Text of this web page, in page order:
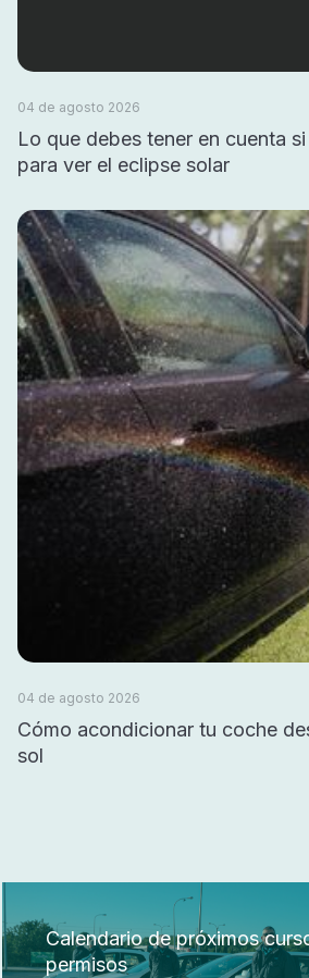
04 de agosto 2026
Lo que debes tener en cuenta
para ver el eclipse solar
04 de agosto 2026
Cómo acondicionar tu coche
sol
Calendario de próximos
permisos